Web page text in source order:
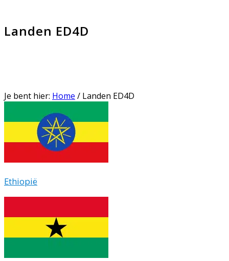
Landen ED4D
Je bent hier: Home / Landen ED4D
Ethiopië